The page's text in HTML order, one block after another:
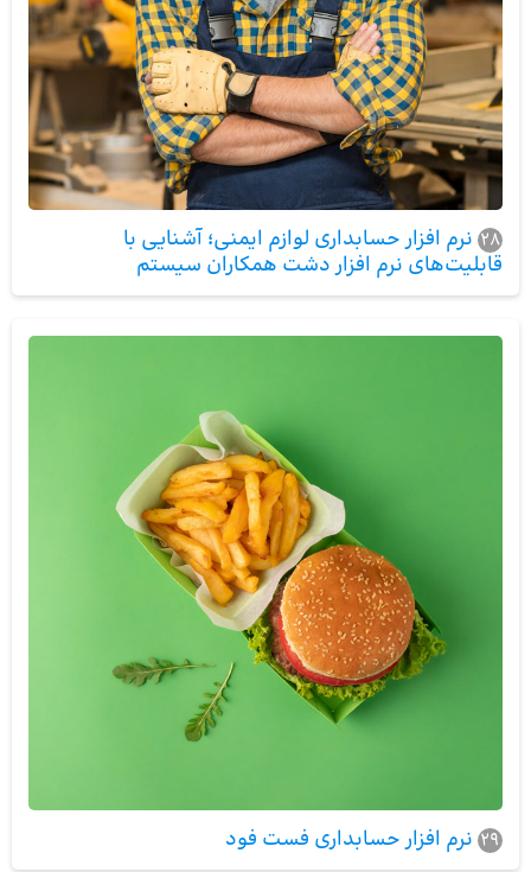
28 نرم افزار حسابداری لوازم ایمنی؛ آشنایی با
قابلیت‌های نرم افزار دشت همکاران سیستم
29 نرم افزار حسابداری فست فود